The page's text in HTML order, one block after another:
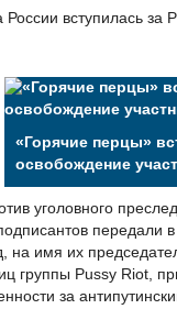
«Горячие перцы»
освобождение
уголовного
передали
на имя их
группы Pussy Riot,
за